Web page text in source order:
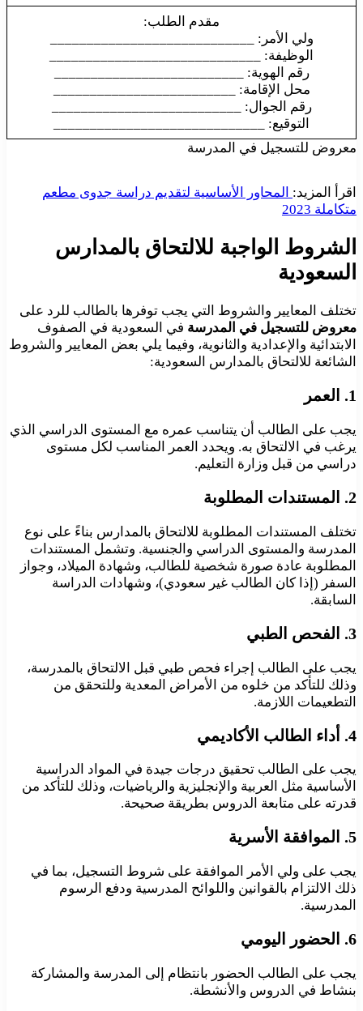
مقدم الطلب:
ولي الأمر: ____________________________
الوظيفة: _____________________________
رقم الهوية: __________________________
محل الإقامة: _________________________
رقم الجوال: __________________________
التوقيع: _____________________________
معروض للتسجيل في المدرسة
اقرأ المزيد: المحاور الأساسية لتقديم دراسة جدوى مطعم
متكاملة 2023
الشروط الواجبة للالتحاق بالمدارس
السعودية
تختلف المعايير والشروط التي يجب توفرها بالطالب للرد على
معروض للتسجيل في المدرسة في السعودية في الصفوف
الابتدائية والإعدادية والثانوية، وفيما يلي بعض المعايير والشروط
الشائعة للالتحاق بالمدارس السعودية:
1. العمر
يجب على الطالب أن يتناسب عمره مع المستوى الدراسي الذي
يرغب في الالتحاق به. ويحدد العمر المناسب لكل مستوى
دراسي من قبل وزارة التعليم.
2. المستندات المطلوبة
تختلف المستندات المطلوبة للالتحاق بالمدارس بناءً على نوع
المدرسة والمستوى الدراسي والجنسية. وتشمل المستندات
المطلوبة عادة صورة شخصية للطالب، وشهادة الميلاد، وجواز
السفر (إذا كان الطالب غير سعودي)، وشهادات الدراسة
السابقة.
3. الفحص الطبي
يجب على الطالب إجراء فحص طبي قبل الالتحاق بالمدرسة،
وذلك للتأكد من خلوه من الأمراض المعدية وللتحقق من
التطعيمات اللازمة.
4. أداء الطالب الأكاديمي
يجب على الطالب تحقيق درجات جيدة في المواد الدراسية
الأساسية مثل العربية والإنجليزية والرياضيات، وذلك للتأكد من
قدرته على متابعة الدروس بطريقة صحيحة.
5. الموافقة الأسرية
يجب على ولي الأمر الموافقة على شروط التسجيل، بما في
ذلك الالتزام بالقوانين واللوائح المدرسية ودفع الرسوم
المدرسية.
6. الحضور اليومي
يجب على الطالب الحضور بانتظام إلى المدرسة والمشاركة
بنشاط في الدروس والأنشطة.